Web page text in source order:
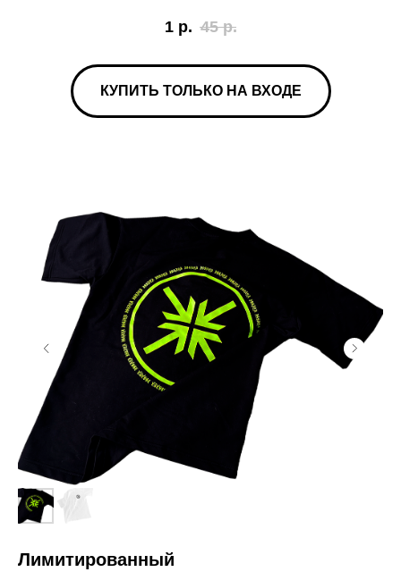
1 р. 45 р.
КУПИТЬ ТОЛЬКО НА ВХОДЕ
Лимитированный